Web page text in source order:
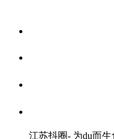
江苏抖圈- 为du而